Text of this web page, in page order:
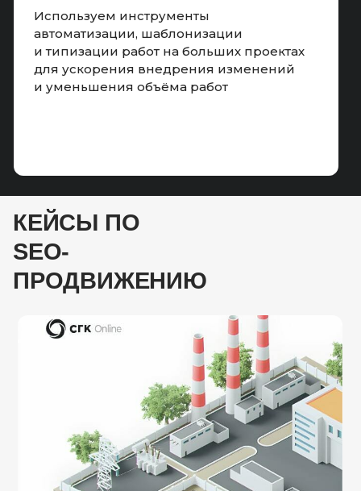
Результат:
рост позиций с ТОП-10 до ТОП-3
в поисковых системах
Используем инструменты
автоматизации, шаблонизации
и типизации работ на больших проектах
для ускорения внедрения изменений
и уменьшения объёма работ
КЕЙСЫ ПО
SEO-
ПРОДВИЖЕНИЮ